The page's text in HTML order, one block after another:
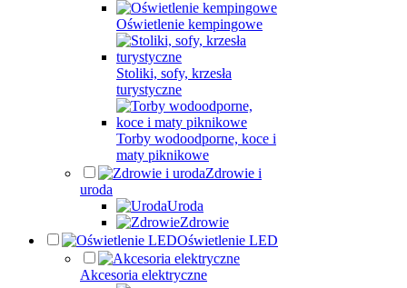
Oświetlenie kempingowe
Stoliki, sofy, krzesła
turystyczne
Torby wodoodporne, koce i
maty piknikowe
Zdrowie i
uroda
Uroda
Zdrowie
Oświetlenie LED
Akcesoria elektryczne